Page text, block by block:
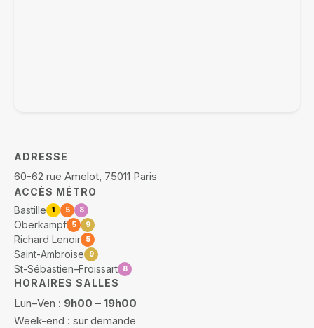
ADRESSE
60-62 rue Amelot, 75011 Paris
ACCÈS MÉTRO
Bastille
1 5 8
Oberkampf 5 9
Richard Lenoir 5
Saint-Ambroise 9
St-Sébastien–Froissart 8
HORAIRES SALLES
Lun–Ven : 9h00 – 19h00
Week-end : sur demande